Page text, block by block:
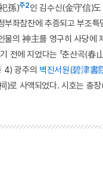
孫)주2인 김수신(金守信)도
부좌참찬에 추증되고 부조
물의 神主를 영구히 사당에
전에 지었다는 「춘산곡(春
4) 광주의 벽진서원(碧津書
)로 사액되었다. 시호는 충